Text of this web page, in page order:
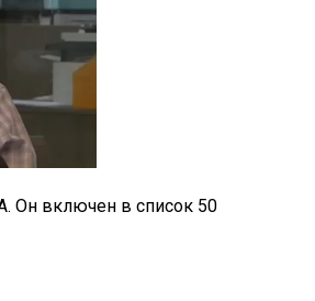
Он включен в список 50